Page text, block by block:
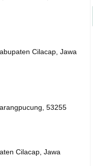
Cilacap, Jawa
53255
Cilacap, Jawa